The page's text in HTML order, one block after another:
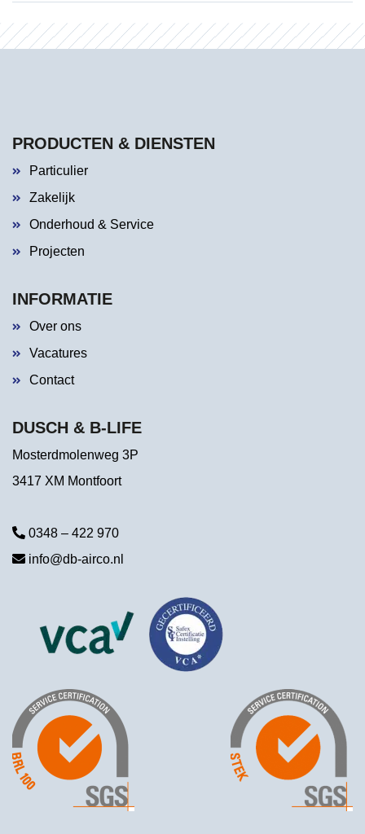
PRODUCTEN & DIENSTEN
Particulier
Zakelijk
Onderhoud & Service
Projecten
INFORMATIE
Over ons
Vacatures
Contact
DUSCH & B-LIFE
Mosterdmolenweg 3P
3417 XM Montfoort
0348 – 422 970
info@db-airco.nl